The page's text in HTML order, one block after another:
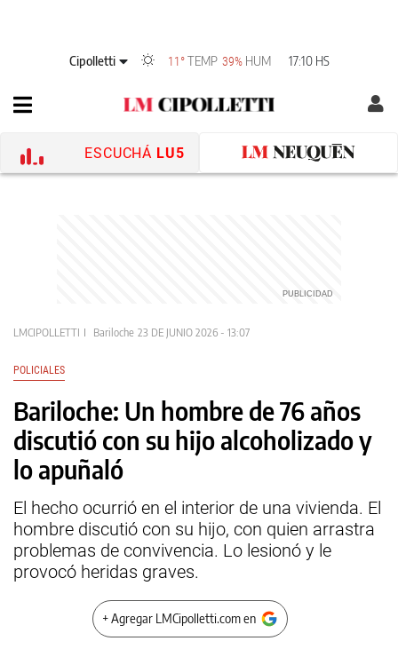
Cipolletti 11° TEMP 39% HUM 17:10 HS
ESCUCHÁ LU5
LMCIPOLLETTI Bariloche 23 DE JUNIO 2026 - 13:07
POLICIALES
Bariloche: Un hombre de 76 años
discutió con su hijo alcoholizado y
lo apuñaló
El hecho ocurrió en el interior de una vivienda. El
hombre discutió con su hijo, con quien arrastra
problemas de convivencia. Lo lesionó y le
provocó heridas graves.
+ Agregar LMCipolletti.com en